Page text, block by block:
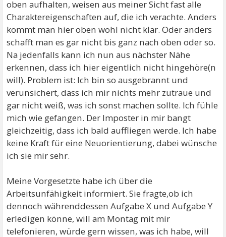
oben aufhalten, weisen aus meiner Sicht fast alle
Charaktereigenschaften auf, die ich verachte. Anders
kommt man hier oben wohl nicht klar. Oder anders
schafft man es gar nicht bis ganz nach oben oder so.
Na jedenfalls kann ich nun aus nächster Nähe
erkennen, dass ich hier eigentlich nicht hingehöre(n
will). Problem ist: Ich bin so ausgebrannt und
verunsichert, dass ich mir nichts mehr zutraue und
gar nicht weiß, was ich sonst machen sollte. Ich fühle
mich wie gefangen. Der Imposter in mir bangt
gleichzeitig, dass ich bald auffliegen werde. Ich habe
keine Kraft für eine Neuorientierung, dabei wünsche
ich sie mir sehr.
Meine Vorgesetzte habe ich über die
Arbeitsunfähigkeit informiert. Sie fragte,ob ich
dennoch währenddessen Aufgabe X und Aufgabe Y
erledigen könne, will am Montag mit mir
telefonieren, würde gern wissen, was ich habe, will